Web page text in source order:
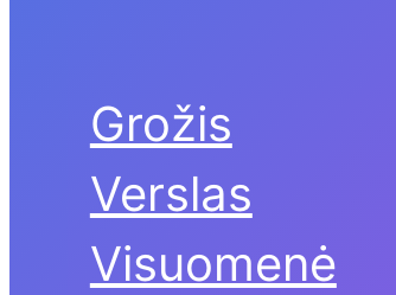
Grožis
Verslas
Visuomenė